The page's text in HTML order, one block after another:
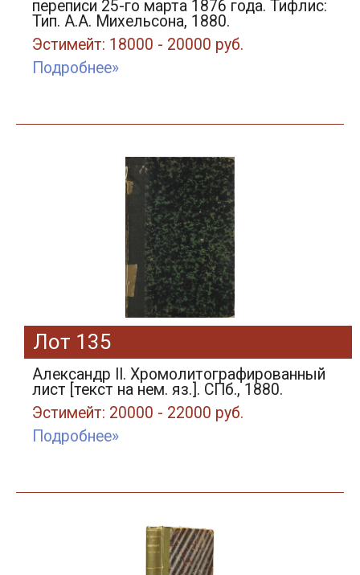
переписи 25-го марта 1876 года. Тифлис:
Тип. А.А. Михельсона, 1880.
Эстимейт: 18000 - 20000 руб.
Подробнее»
Лот 135
Александр II. Хромолитографированный
лист [текст на нем. яз.]. СПб., 1880.
Эстимейт: 20000 - 22000 руб.
Подробнее»